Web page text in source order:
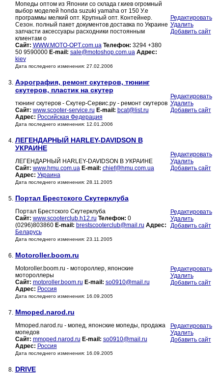
Мопеды оптом из Японии со склада г.киев огромный
выбор моделей honda suzuki yamaha от 150 У.е
программы мелкий опт. Крупный опт. Контейнер.
Сезон. полный пакет документов доставка по Украине
запчасти аксессуары расходники постоянным
клиентам о
Сайт: WWW.MOTO-OPT.com.ua Телефон: 3294 +380
50 9590000 E-mail: sale@motoshop.com.ua Адрес:
kiev
Дата последнего изменения: 27.02.2006
Редактировать
Удалить
Добавить сайт
3. Аэрография, ремонт скутеров, тюнинг
скутеров, пластик на скутер
тюнинг скутеров - Скутер-Сервис.ру - ремонт скутеров
Сайт: www.scooter-service.ru E-mail: bcat@list.ru
Адрес: Российская Федерация
Дата последнего изменения: 12.01.2006
Редактировать
Удалить
Добавить сайт
4. ЛЕГЕНДАРНЫЙ HARLEY-DAVIDSON В
УКРАИНЕ
ЛЕГЕНДАРНЫЙ HARLEY-DAVIDSON В УКРАИНЕ
Сайт: www.hmu.com.ua E-mail: chief@hmu.com.ua
Адрес: Украина
Дата последнего изменения: 28.11.2005
Редактировать
Удалить
Добавить сайт
5. Портал Брестского Скутерклуба
Портал Брестского Скутерклуба
Сайт: www.scooterclub.h12.ru Телефон: 0
(0296)803860 E-mail: brestscooterclub@mail.ru Адрес:
Беларусь
Дата последнего изменения: 23.11.2005
Редактировать
Удалить
Добавить сайт
6. Motoroller.boom.ru
Motoroller.boom.ru - мотороллер, японские
мотороллеры
Сайт: motoroller.boom.ru E-mail: so0910@mail.ru
Адрес: Россия
Дата последнего изменения: 16.09.2005
Редактировать
Удалить
Добавить сайт
7. Mmoped.narod.ru
Mmoped.narod.ru - мопед, японские мопеды, продажа
мопедов
Сайт: mmoped.narod.ru E-mail: so0910@mail.ru
Адрес: Россия
Дата последнего изменения: 16.09.2005
Редактировать
Удалить
Добавить сайт
8. DRIVE